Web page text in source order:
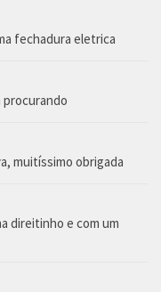
fechadura eletrica
procurando
muitíssimo obrigada
direitinho e com um